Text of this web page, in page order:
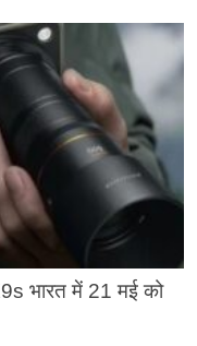
भारत में 21 मई को